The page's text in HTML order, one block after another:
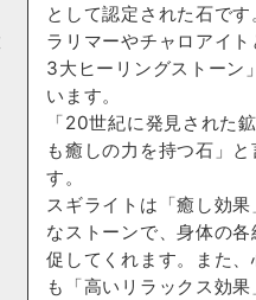
として認定された石です
ラリマーやチャロアイ
3大ヒーリングストーン
います。
「20世紀に発見された
も癒しの力を持つ石」と
す。
スギライトは「癒し効
なストーンで、身体の
促してくれます。また、
も「高いリラックス効